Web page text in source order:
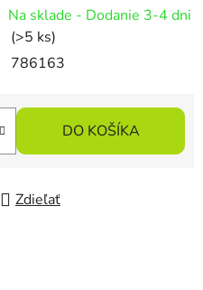
Na sklade - Dodanie 3-4 dni
(>5 ks)
786163
DO KOŠÍKA
Zdieľať